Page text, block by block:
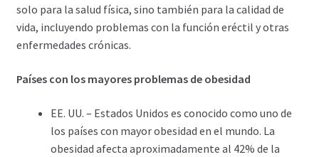
solo para la salud física, sino también para la calidad de
vida, incluyendo problemas con la función eréctil y otras
enfermedades crónicas.
Países con los mayores problemas de obesidad
EE. UU. – Estados Unidos es conocido como uno de
los países con mayor obesidad en el mundo. La
obesidad afecta aproximadamente al 42% de la